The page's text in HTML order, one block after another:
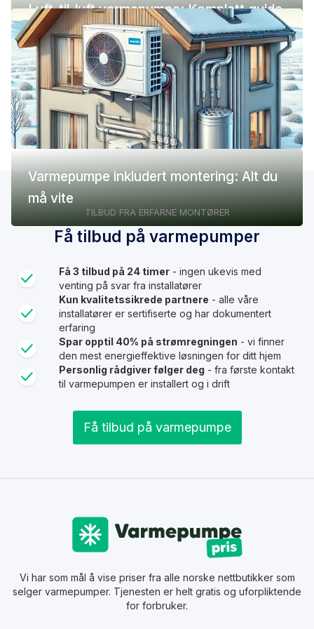
Luft-til-luft varmepumpe: Komplett guide
(pris, fordeler og ulemper)
Varmepumpe inkludert montering: Alt du
må vite
TILBUD FRA ERFARNE MONTØRER
Få tilbud på varmepumper
Få 3 tilbud på 24 timer - ingen ukevis med
venting på svar fra installatører
Kun kvalitetssikrede partnere - alle våre
installatører er sertifiserte og har dokumentert
erfaring
Spar opptil 40% på strømregningen - vi finner
den mest energieffektive løsningen for ditt hjem
Personlig rådgiver følger deg - fra første kontakt
til varmepumpen er installert og i drift
Få tilbud på varmepumpe
Vi har som mål å vise priser fra alle norske nettbutikker som
selger varmepumper. Tjenesten er helt gratis og uforpliktende
for forbruker.